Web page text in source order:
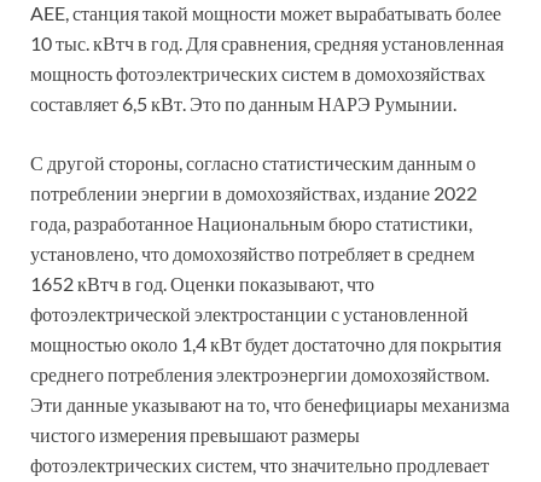
AEE, станция такой мощности может вырабатывать более
10 тыс. кВтч в год. Для сравнения, средняя установленная
мощность фотоэлектрических систем в домохозяйствах
составляет 6,5 кВт. Это по данным НАРЭ Румынии.
С другой стороны, согласно статистическим данным о
потреблении энергии в домохозяйствах, издание 2022
года, разработанное Национальным бюро статистики,
установлено, что домохозяйство потребляет в среднем
1652 кВтч в год. Оценки показывают, что
фотоэлектрической электростанции с установленной
мощностью около 1,4 кВт будет достаточно для покрытия
среднего потребления электроэнергии домохозяйством.
Эти данные указывают на то, что бенефициары механизма
чистого измерения превышают размеры
фотоэлектрических систем, что значительно продлевает